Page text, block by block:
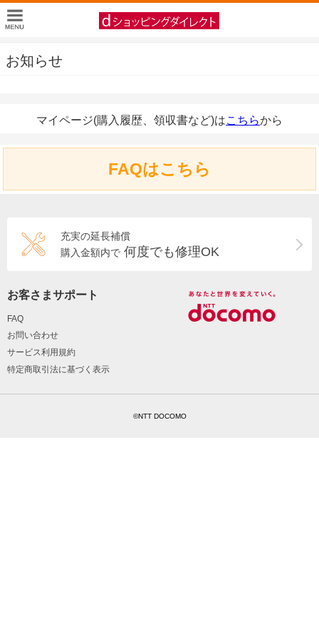
お知らせ
マイページ(購入履歴、領収書など)はこちらから
FAQはこちら
充実の延長補償
購入金額内で 何度でも修理OK
お客さまサポート
FAQ
お問い合わせ
サービス利用規約
特定商取引法に基づく表示
©NTT DOCOMO